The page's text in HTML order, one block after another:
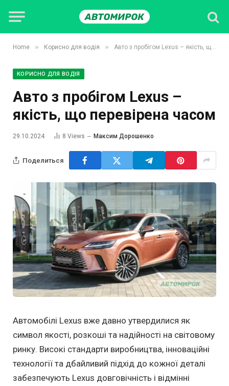
Home » Корисно для водія » Авто з пробігом Lexus – якість, що перевірена часом
КОРИСНО ДЛЯ ВОДІЯ
Авто з пробігом Lexus –
якість, що перевірена часом
29.10.2024 8 Views Максим Дорошенко
Поделиться
Автомобілі Lexus вже давно утвердилися як
символ якості, розкоші та надійності на світовому
ринку. Високі стандарти виробництва, інноваційні
технології та дбайливий підхід до кожної деталі
забезпечують Lexus довговічність і відмінні